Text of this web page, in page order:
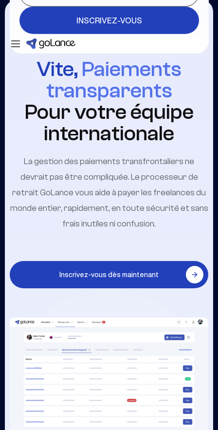
INSCRIVEZ-VOUS
Vite, Paiements
transparents
Pour votre équipe
internationale
La gestion des paiements transfrontaliers ne
devrait pas être compliquée. Le processeur de
retrait GoLance vous aide à payer les freelances du
monde entier, rapidement, en toute sécurité et sans
frais inutiles ni confusion.
Inscrivez-vous dès maintenant